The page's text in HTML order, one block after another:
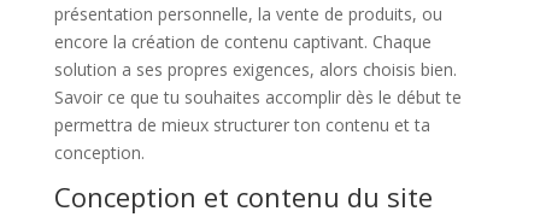
présentation personnelle, la vente de produits, ou
encore la création de contenu captivant. Chaque
solution a ses propres exigences, alors choisis bien.
Savoir ce que tu souhaites accomplir dès le début te
permettra de mieux structurer ton contenu et ta
conception.
Conception et contenu du site